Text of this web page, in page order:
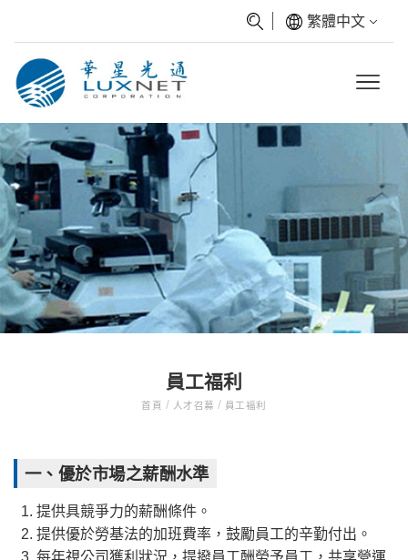
繁體中文
員工福利
首頁 / 人才召募 / 員工福利
一、優於市場之薪酬水準
提供具競爭力的薪酬條件。
提供優於勞基法的加班費率，鼓勵員工的辛勤付出。
每年視公司獲利狀況，提撥員工酬勞予員工，共享營運